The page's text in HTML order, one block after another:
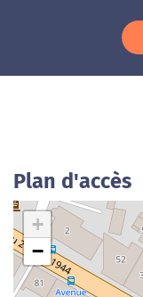
Plan d'accès
+
−